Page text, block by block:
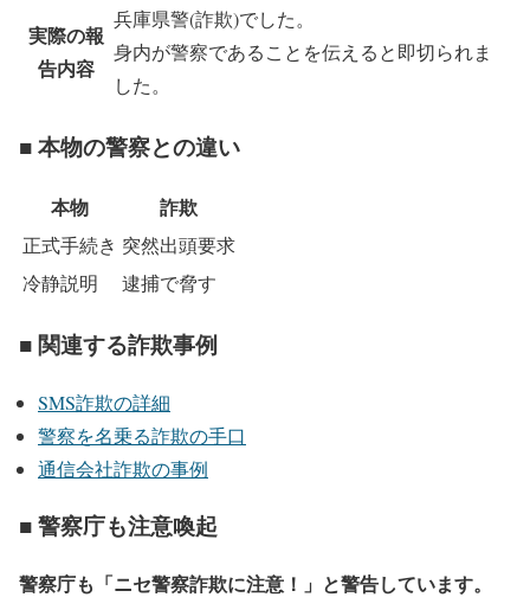
実際の報
告内容
兵庫県警(詐欺)でした。
身内が警察であることを伝えると即切られま
した。
■ 本物の警察との違い
本物 詐欺
正式手続き 突然出頭要求
冷静説明
逮捕で脅す
■ 関連する詐欺事例
SMS詐欺の詳細
警察を名乗る詐欺の手口
通信会社詐欺の事例
■ 警察庁も注意喚起
警察庁も「ニセ警察詐欺に注意！」と警告しています。